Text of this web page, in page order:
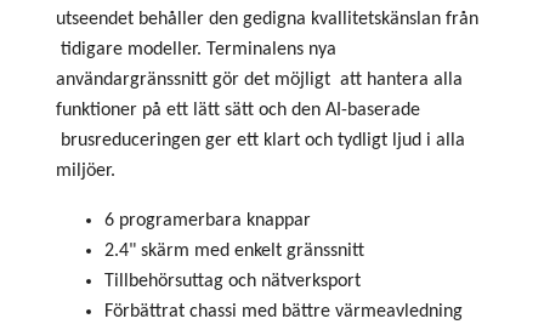
utseendet behåller den gedigna kvallitetskänslan från
tidigare modeller. Terminalens nya
användargränssnitt gör det möjligt att hantera alla
funktioner på ett lätt sätt och den AI-baserade
brusreduceringen ger ett klart och tydligt ljud i alla
miljöer.
6 programerbara knappar
2.4" skärm med enkelt gränssnitt
Tillbehörsuttag och nätverksport
Förbättrat chassi med bättre värmeavledning